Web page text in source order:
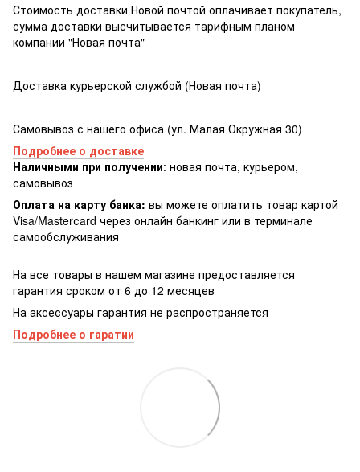
Стоимость доставки Новой почтой оплачивает покупатель,
сумма доставки высчитывается тарифным планом
компании "Новая почта"
Доставка курьерской службой (Новая почта)
Самовывоз с нашего офиса (ул. Малая Окружная 30)
Подробнее о доставке
Наличными при получении: новая почта, курьером,
самовывоз
Оплата на карту банка: вы можете оплатить товар картой
Visa/Masterсard через онлайн банкинг или в терминале
самообслуживания
На все товары в нашем магазине предоставляется
гарантия сроком от 6 до 12 месяцев
На аксессуары гарантия не распространяется
Подробнее о гаратии